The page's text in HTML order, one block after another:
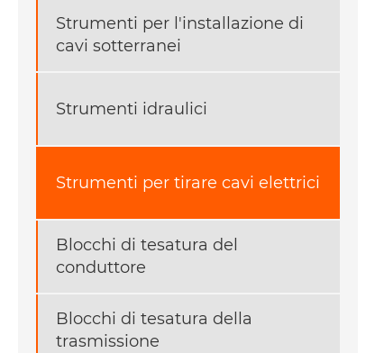
Strumenti per l'installazione di
cavi sotterranei
Strumenti idraulici
Strumenti per tirare cavi elettrici
Blocchi di tesatura del
conduttore
Blocchi di tesatura della
trasmissione